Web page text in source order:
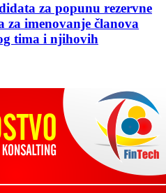
za popunu rezervne
za imenovanje članova
tima i njihovih